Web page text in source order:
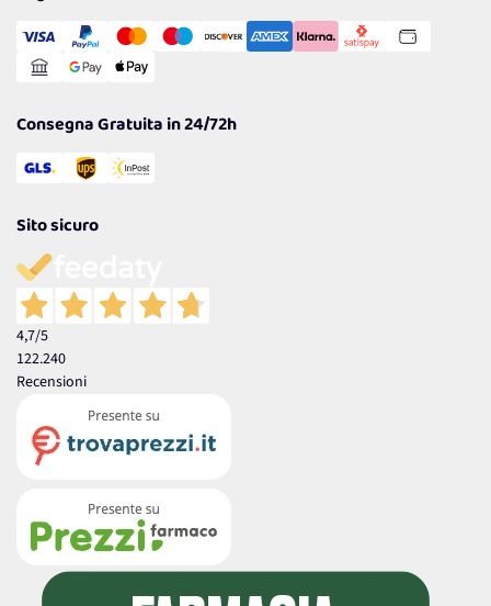
Gestisci Cookie
Reso Facile e Veloce
Consegna Gratuita in 24/72h
Sito sicuro
4,7/5
122.240
Recensioni